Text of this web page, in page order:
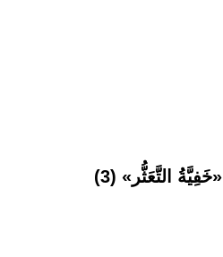
التَّعَثُّر» (3)